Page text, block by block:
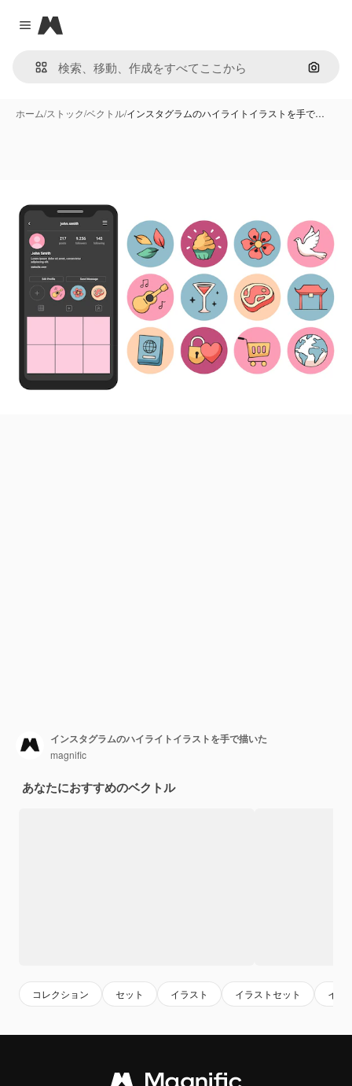
Close menu
Magnific
画像で
ホーム/ストック/ベクトル/インスタグラムのハイライトイラストを手で…
インスタグラムのハイライトイラストを手で描いた
magnific
あなたにおすすめのベクトル
コレクション セット イラスト イラストセット イン